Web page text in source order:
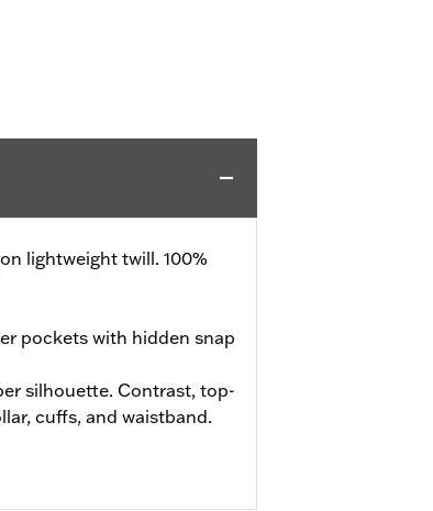
lightweight twill. 100%
pockets with hidden snap
silhouette. Contrast, top-
cuffs, and waistband.